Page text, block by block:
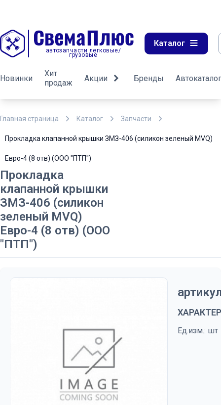
автозапчасти легковые/
грузовые
Каталог
Новинки
Хит
продаж
Акции Бренды Автокаталог
Главная страница Каталог Запчасти
Прокладка клапанной крышки ЗМЗ-406 (силикон зеленый MVQ)
Евро-4 (8 отв) (ООО "ПТП")
Прокладка
клапанной крышки
ЗМЗ-406 (силикон
зеленый MVQ)
Евро-4 (8 отв) (ООО
"ПТП")
Ед.изм.: шт